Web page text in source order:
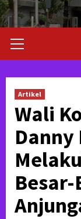
Menu
Artikel
Wali
Besar-